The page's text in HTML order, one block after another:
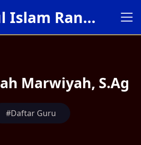
MI Assasul Islam Rancabali
Marwiyah, S.Ag
#Daftar Guru